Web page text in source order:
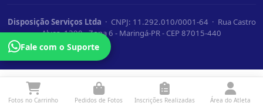
Disposição Serviços Ltda · CNPJ: 11.292.010/0001-64 · Rua Castro
Alves, 1390 - Zona 6 - Maringá-PR - CEP 87015-440
Fale com o Suporte
Fotos no Carrinho Pedidos de Fotos Inscrições Realizadas Área do Atleta